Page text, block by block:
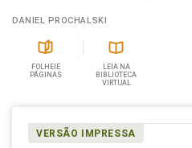
DANIEL PROCHALSKI
FOLHEIE
PÁGINAS
LEIA NA
BIBLIOTECA
VIRTUAL
VERSÃO IMPRESSA